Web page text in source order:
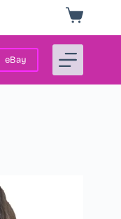
Panier
d’achat
eBay